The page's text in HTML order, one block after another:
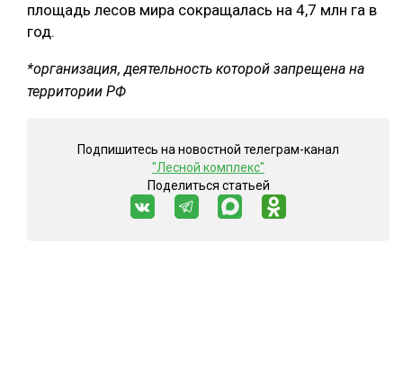
площадь лесов мира сокращалась на 4,7 млн га в
год.
*организация, деятельность которой запрещена на
территории РФ
Подпишитесь на новостной телеграм-канал
"Лесной комплекс"
Поделиться статьей